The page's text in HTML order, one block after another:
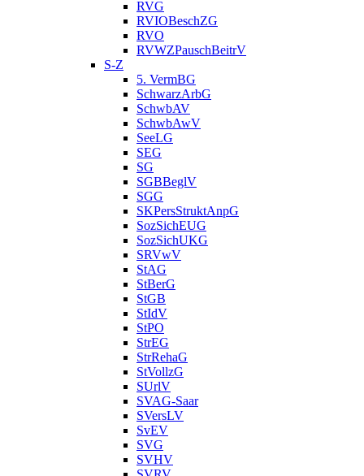
RVG
RVIOBeschZG
RVO
RVWZPauschBeitrV
S-Z
5. VermBG
SchwarzArbG
SchwbAV
SchwbAwV
SeeLG
SEG
SG
SGBBeglV
SGG
SKPersStruktAnpG
SozSichEUG
SozSichUKG
SRVwV
StAG
StBerG
StGB
StIdV
StPO
StrEG
StrRehaG
StVollzG
SUrlV
SVAG-Saar
SVersLV
SvEV
SVG
SVHV